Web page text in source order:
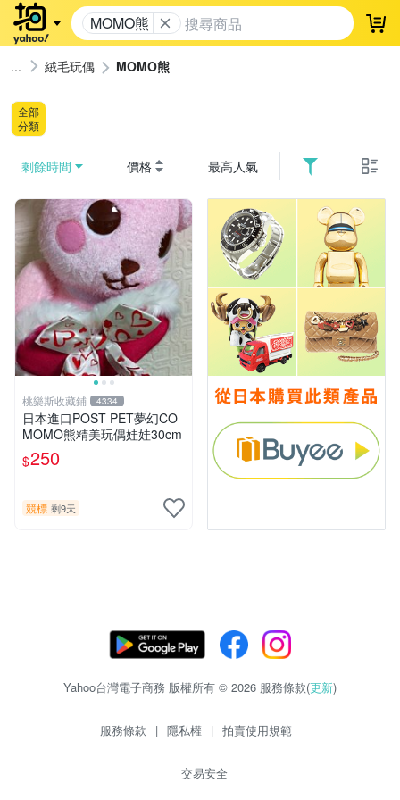
MOMO熊 登
絨毛玩偶 MOMO熊
全部
分類
剩餘時間 價格 最高人氣
桃樂斯收藏鋪 4334
日本進口POST PET夢幻CO
MOMO熊精美玩偶娃娃30cm
$250
競標 剩9天
Yahoo台灣電子商務 版權所有 © 2026 服務條款(更新)
服務條款 | 隱私權 | 拍賣使用規範
交易安全